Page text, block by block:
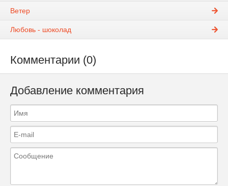
Ветер
Любовь - шоколад
Комментарии (0)
Добавление комментария